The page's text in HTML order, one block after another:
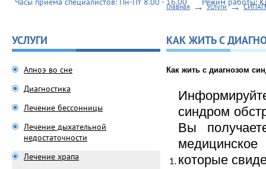
Главная → Услуги →
КАК ЖИТЬ С
Как жить с диагнозом
синдром
Вы
которые
УСЛУГИ
Апноэ во сне
Диагностика
Лечение бессонницы
Лечение дыхательной
недостаточности
Лечение храпа